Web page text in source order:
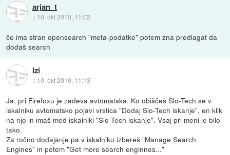
arjan_t
:: 10. okt 2010, 11:02
če ima stran opensearch "meta-podatke" potem zna predlagat da
dodaš search
Izi
:: 10. okt 2010, 11:13
Ja, pri Firefoxu je zadeva avtomatska. Ko obiščeš Slo-Tech se v
iskalniku avtomatsko pojavi vrstica "Dodaj Slo-Tech iskanje", en klik
na njo in imaš med iskalniki "Slo-Tech iskanje". Vsaj pri meni je bilo
tako.
Za ročno dodajanje pa v iskalniku izbereš "Manage Search
Engines" in potem "Get more search enginnes..."